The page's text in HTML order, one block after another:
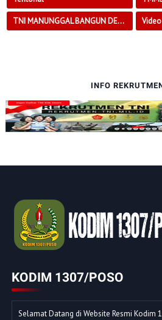
TNI MANUNGGAL BANGUN DESA Video
INFO
KODIM 1307/POSO
Selamat Datang di Website Resmi Kodim